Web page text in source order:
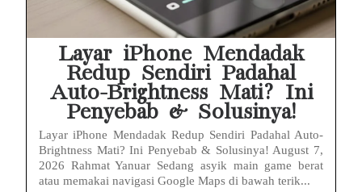
Layar iPhone Mendadak
Redup Sendiri Padahal
Auto-Brightness Mati? Ini
Penyebab & Solusinya!
Layar iPhone Mendadak Redup Sendiri Padahal Auto-
Brightness Mati? Ini Penyebab & Solusinya! August 7,
2026 Rahmat Yanuar Sedang asyik main game berat
atau memakai navigasi Google Maps di bawah terik...